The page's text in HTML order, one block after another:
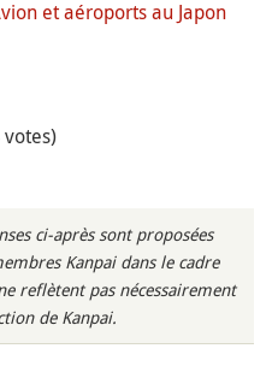
et aéroports au Japon
votes)
ci-après sont proposées
Kanpai dans le cadre
reflètent pas nécessairement
de Kanpai.